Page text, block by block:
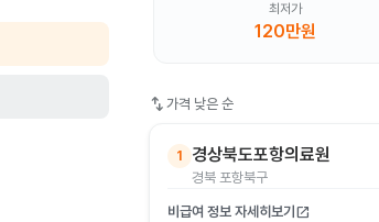
최저가
120만원
swap_vert 가격 낮은 순
1 경상북도포항의료원
경북 포항북구
비급여 정보 자세히보기 open_in_new